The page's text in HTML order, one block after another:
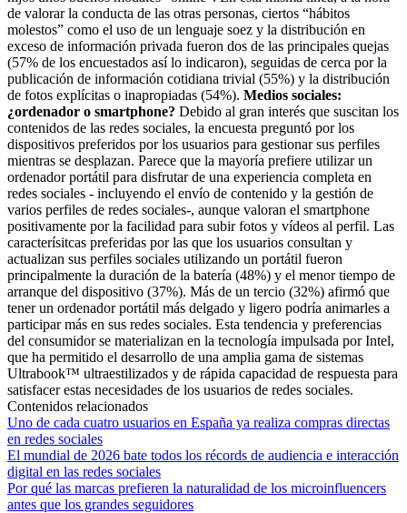
de valorar la conducta de las otras personas, ciertos “hábitos
molestos” como el uso de un lenguaje soez y la distribución en
exceso de información privada fueron dos de las principales quejas
(57% de los encuestados así lo indicaron), seguidas de cerca por la
publicación de información cotidiana trivial (55%) y la distribución
de fotos explícitas o inapropiadas (54%). Medios sociales:
¿ordenador o smartphone? Debido al gran interés que suscitan los
contenidos de las redes sociales, la encuesta preguntó por los
dispositivos preferidos por los usuarios para gestionar sus perfiles
mientras se desplazan. Parece que la mayoría prefiere utilizar un
ordenador portátil para disfrutar de una experiencia completa en
redes sociales - incluyendo el envío de contenido y la gestión de
varios perfiles de redes sociales-, aunque valoran el smartphone
positivamente por la facilidad para subir fotos y vídeos al perfil. Las
caracterísitcas preferidas por las que los usuarios consultan y
actualizan sus perfiles sociales utilizando un portátil fueron
principalmente la duración de la batería (48%) y el menor tiempo de
arranque del dispositivo (37%). Más de un tercio (32%) afirmó que
tener un ordenador portátil más delgado y ligero podría animarles a
participar más en sus redes sociales. Esta tendencia y preferencias
del consumidor se materializan en la tecnología impulsada por Intel,
que ha permitido el desarrollo de una amplia gama de sistemas
Ultrabook™ ultraestilizados y de rápida capacidad de respuesta para
satisfacer estas necesidades de los usuarios de redes sociales.
Contenidos relacionados
Uno de cada cuatro usuarios en España ya realiza compras directas
en redes sociales
El mundial de 2026 bate todos los récords de audiencia e interacción
digital en las redes sociales
Por qué las marcas prefieren la naturalidad de los microinfluencers
antes que los grandes seguidores